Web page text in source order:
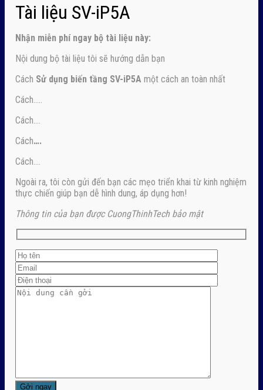
Tài liệu SV-iP5A
Nhận miễn phí ngay bộ tài liệu này:
Nội dung bộ tài liệu tôi sẽ hướng dẫn bạn
Cách Sử dụng biến tầng SV-iP5A một cách an toàn nhất
Cách…..
Cách….
Cách….
Cách….
Ngoài ra, tôi còn gửi đến bạn các mẹo triển khai từ kinh nghiệm
thực chiến giúp bạn dễ hình dung, áp dụng hơn!
Thông tin của bạn được CuongThinhTech bảo mật